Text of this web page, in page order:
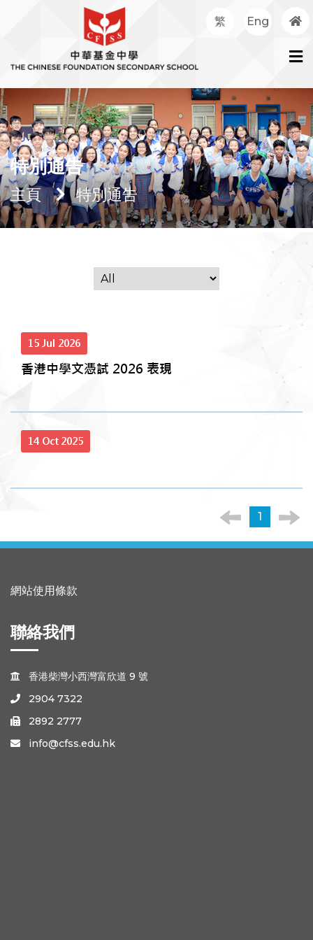
繁 Eng
特別通告
主頁 特別通告
15 Jul 2026
香港中學文憑試 2026 表現
14 Oct 2025
1
網站使用條款
聯絡我們
 香港柴灣小西灣富欣道 9 號
 2904 7322
 2892 2777
 info@cfss.edu.hk